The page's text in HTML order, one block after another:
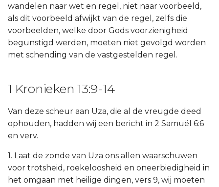
wandelen naar wet en regel, niet naar voorbeeld,
als dit voorbeeld afwijkt van de regel, zelfs die
voorbeelden, welke door Gods voorzienigheid
begunstigd werden, moeten niet gevolgd worden
met schending van de vastgestelden regel.
1 Kronieken 13:9-14
Van deze scheur aan Uza, die al de vreugde deed
ophouden, hadden wij een bericht in 2 Samuël 6:6
en verv.
1. Laat de zonde van Uza ons allen waarschuwen
voor trotsheid, roekeloosheid en oneerbiedigheid in
het omgaan met heilige dingen, vers 9, wij moeten